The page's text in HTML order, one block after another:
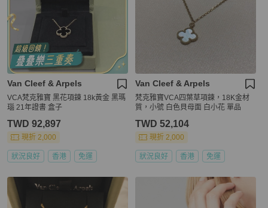
Van Cleef & Arpels
VCA梵克雅寶 黑花項鍊 18k黃金 黑瑪
瑙 21年證書 盒子
TWD 92,897
現折 2,000
狀況良好 香港 免運
Van Cleef & Arpels
梵克雅寶VCA四葉草項鍊，18K金材
質，小號 白色貝母面 白小花 單品
TWD 52,104
現折 2,000
狀況良好 香港 免運